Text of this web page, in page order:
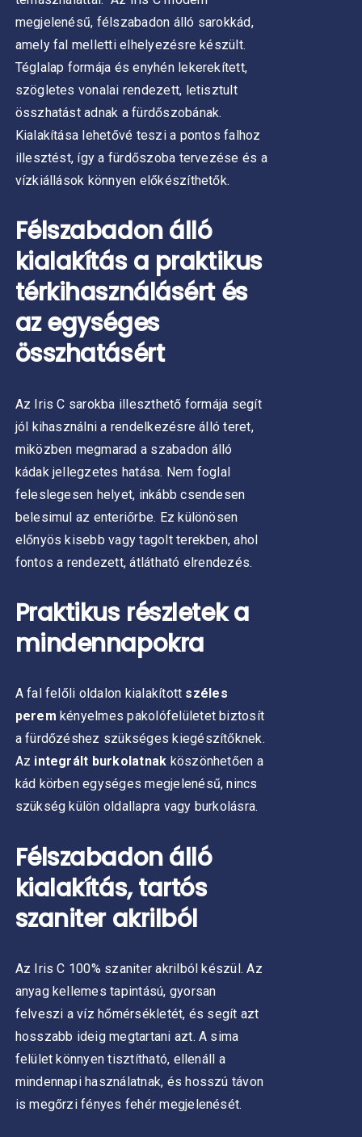
megjelenésű, félszabadon álló sarokkád,
amely fal melletti elhelyezésre készült.
Téglalap formája és enyhén lekerekített,
szögletes vonalai rendezett, letisztult
összhatást adnak a fürdőszobának.
Kialakítása lehetővé teszi a pontos falhoz
illesztést, így a fürdőszoba tervezése és a
vízkiállások könnyen előkészíthetők.
Félszabadon álló
kialakítás a praktikus
térkihasználásért és
az egységes
összhatásért
Az Iris C sarokba illeszthető formája segít
jól kihasználni a rendelkezésre álló teret,
miközben megmarad a szabadon álló
kádak jellegzetes hatása. Nem foglal
feleslegesen helyet, inkább csendesen
belesimul az enteriőrbe. Ez különösen
előnyös kisebb vagy tagolt terekben, ahol
fontos a rendezett, átlátható elrendezés.
Praktikus részletek a
mindennapokra
A fal felőli oldalon kialakított széles
perem kényelmes pakolófelületet biztosít
a fürdőzéshez szükséges kiegészítőknek.
Az integrált burkolatnak köszönhetően a
kád körben egységes megjelenésű, nincs
szükség külön oldallapra vagy burkolásra.
Félszabadon álló
kialakítás, tartós
szaniter akrilból
Az Iris C 100% szaniter akrilból készül. Az
anyag kellemes tapintású, gyorsan
felveszi a víz hőmérsékletét, és segít azt
hosszabb ideig megtartani azt. A sima
felület könnyen tisztítható, ellenáll a
mindennapi használatnak, és hosszú távon
is megőrzi fényes fehér megjelenését.